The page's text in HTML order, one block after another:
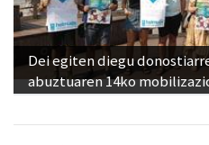
Dei egiten diegu
abuztuaren 14ko